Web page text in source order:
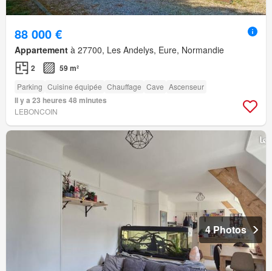
88 000 €
Appartement à 27700, Les Andelys, Eure, Normandie
2 59 m²
Parking Cuisine équipée Chauffage Cave Ascenseur
Il y a 23 heures 48 minutes
LEBONCOIN
4 Photos